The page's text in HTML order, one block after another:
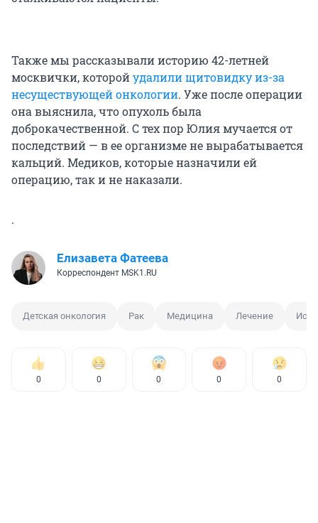
Также мы рассказывали историю 42-летней
москвички, которойудалили щитовидку из-за
несуществующей онкологии. Уже после операции
она выяснила, что опухоль была
доброкачественной. С тех пор Юлия мучается от
последствий — в ее организме не вырабатывается
кальций. Медиков, которые назначили ей
операцию, так и не наказали.
.
Елизавета Фатеева
Корреспондент MSK1.RU
Детская онкология Рак Медицина Лечение
0 0 0 0 0